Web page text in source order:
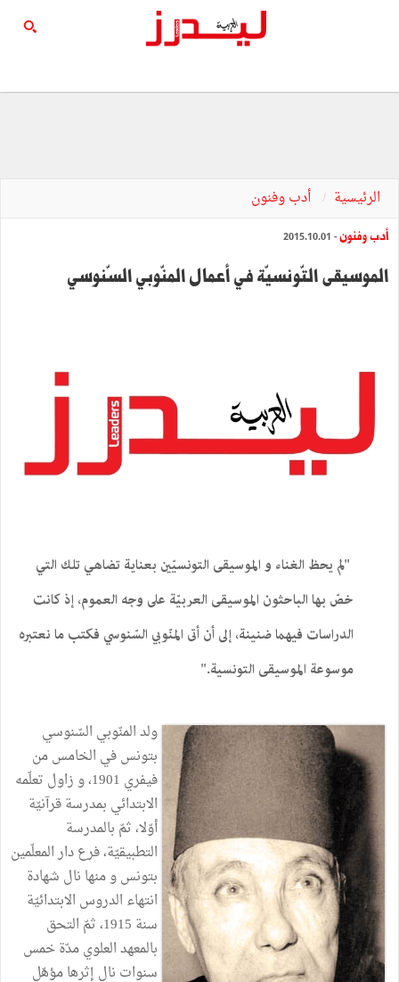
الرئيسية أدب وفنون
أدب وفنون- 2015.10.01
الموسيقى التّونسيّة في أعمال المنّوبي السّنوسي
"لم يحظ الغناء و الموسيقى التونسيّين بعناية تضاهي تلك التي
خصّ بها الباحثون الموسيقى العربيّة على وجه العموم، إذ كانت
الدراسات فيهما ضنينة، إلى أن أتى المنّوبي السّنوسي فكتب ما نعتبره
موسوعة الموسيقى التونسية."
ولد المنّوبي السّنوسي
بتونس في الخامس من
فيفري 1901، و زاول تعلّمه
الابتدائي بمدرسة قرآنيّة
أوّلا، ثمّ بالمدرسة
التطبيقيّة، فرع دار المعلّمين
بتونس و منها نال شهادة
انتهاء الدروس الابتدائيّة
سنة 1915، ثمّ التحق
بالمعهد العلوي مدّة خمس
سنوات نال إثرها مؤهّل